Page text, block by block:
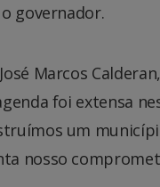
governador.
Marcos
foi extensa
um
nosso